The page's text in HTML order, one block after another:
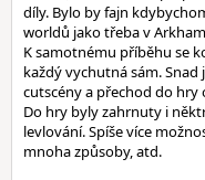
díly. Bylo by fajn
worldů jako třeba v
K samotnému příběhu se
každý vychutná sám.
cutscény a přechod do
Do hry byly zahrnuty i
levlování. Spíše více
mnoha způsoby, atd.